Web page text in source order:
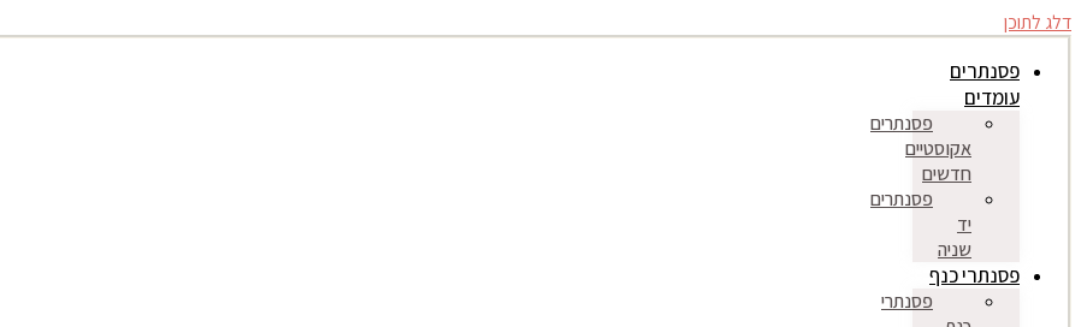
דלג לתוכן
פסנתרים
עומדים
פסנתרים
אקוסטיים
חדשים
פסנתרים
יד
שניה
פסנתרי כנף
פסנתרי